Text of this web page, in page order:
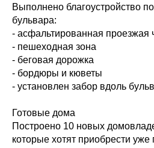
Выполнено благоустройство
бульвара:
- асфальтированная проезжая
- пешеходная зона
- беговая дорожка
- бордюры и кюветы
- установлен забор вдоль
Готовые дома
Построено 10 новых
которые хотят приобрести